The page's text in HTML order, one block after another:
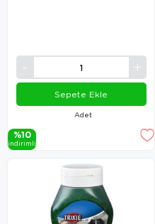
Adet
Sepete Ekle
%10
i̇ndi̇ri̇mli̇